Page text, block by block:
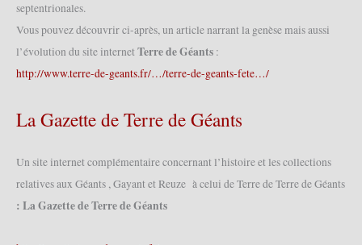
septentrionales.
Vous pouvez découvrir ci-après, un article narrant la genèse mais aussi
l’évolution du site internet Terre de Géants :
http://www.terre-de-geants.fr/…/terre-de-geants-fete…/
La Gazette de Terre de Géants
Un site internet complémentaire concernant l’histoire et les collections
relatives aux Géants , Gayant et Reuze à celui de Terre de Terre de Géants
: La Gazette de Terre de Géants